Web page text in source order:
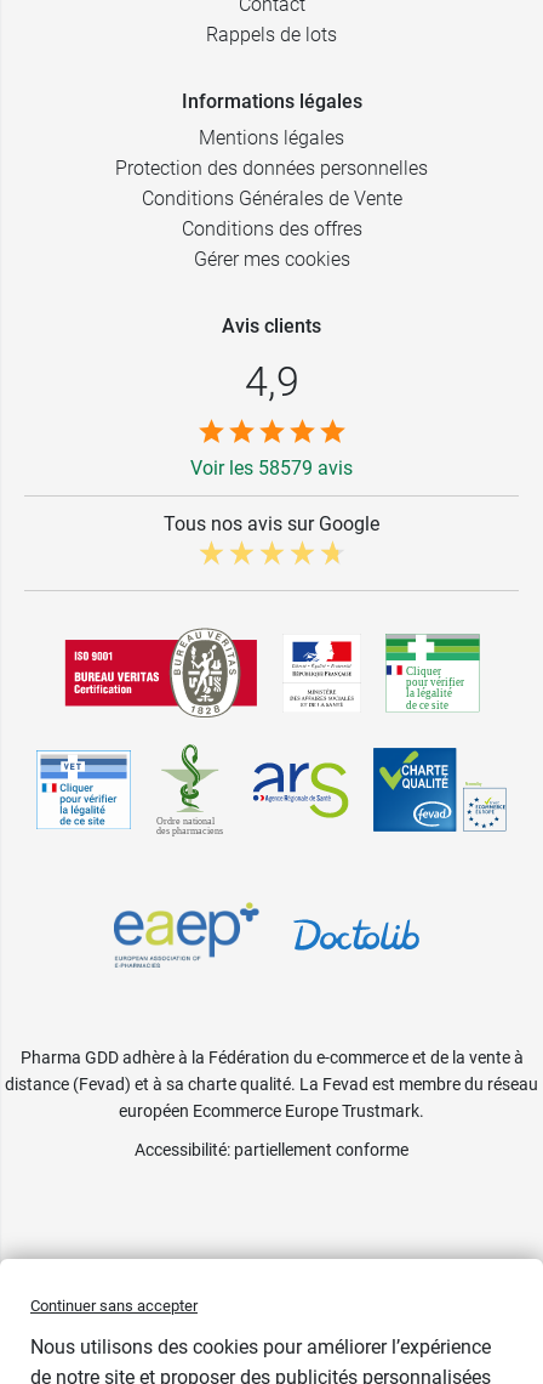
Rappels de lots
Informations légales
Mentions légales
Protection des données personnelles
Conditions Générales de Vente
Conditions des offres
Gérer mes cookies
Avis clients
4,9
Voir les 58579 avis
Tous nos avis sur Google
Pharma GDD adhère à la Fédération du e-commerce et de la vente à
distance (Fevad) et à sa charte qualité. La Fevad est membre du réseau
européen Ecommerce Europe Trustmark.
Accessibilité: partiellement conforme
Continuer sans accepter
Nous utilisons des cookies pour améliorer l’expérience
de notre site et proposer des publicités personnalisées